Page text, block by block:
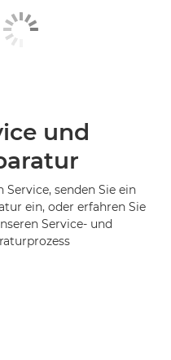
und
Service, senden Sie ein
ein, oder erfahren Sie
Service- und